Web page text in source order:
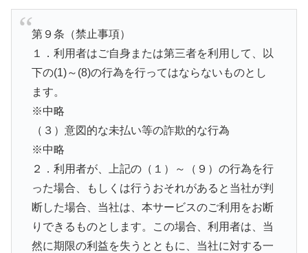
第９条（禁止事項）
１．利用者はご自身または第三者を利用して、以
下の(1)～(8)の行為を行ってはならないものとし
ます。
※中略
（３）意図的な未払い等の詐欺的な行為
※中略
２．利用者が、上記の（１）～（９）の行為を行
った場合、もしくは行うおそれがあると当社が判
断した場合、当社は、本サービスのご利用をお断
りできるものとします。この場合、利用者は、当
然に期限の利益を失うとともに、当社に対する一